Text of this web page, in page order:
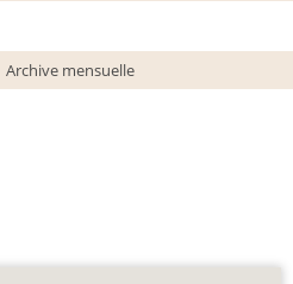
Archive mensuelle